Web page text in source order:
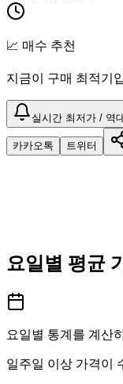
📈 매수 추천
지금이 구매 최적기
실시간 최저가 / 역
카카오톡 트위터
요일별 평균
요일별 통계를 계산
일주일 이상 가격이